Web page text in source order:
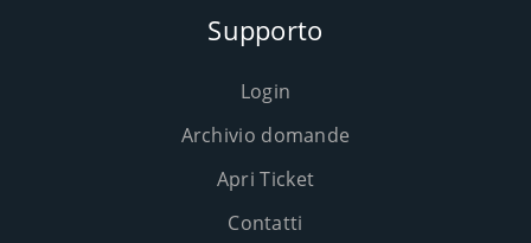
Supporto
Login
Archivio domande
Apri Ticket
Contatti